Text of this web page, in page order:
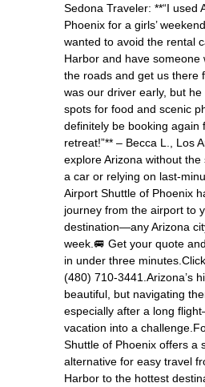
Sedona Traveler: **“I used
Phoenix for a girls’
wanted to avoid the rental
Harbor and have someone
the roads and get us there
was our driver early, but
spots for food and scenic
definitely be booking again
retreat!”** – Becca L., Los
explore Arizona without the
a car or relying on
Airport Shuttle of Phoenix
journey from the airport to
destination—any Arizona
week.🚐 Get your quote
in under three minutes.Click
(480) 710-3441.Arizona’s
beautiful, but navigating
especially after a long
vacation into a
Shuttle of Phoenix offers a
alternative for easy travel
Harbor to the hottest